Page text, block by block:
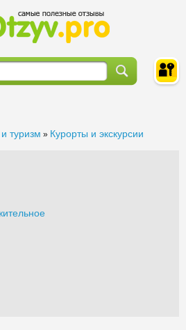
туризм » Курорты и экскурсии